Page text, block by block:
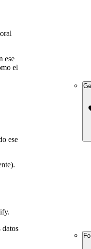
ese
el
ese
datos